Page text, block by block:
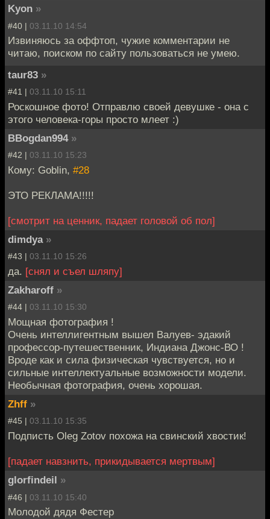
Kyon »
#40 | 03.11.10 14:54
Извиняюсь за оффтоп, чужие комментарии не
читаю, поиском по сайту пользоваться не умею.
taur83 »
#41 | 03.11.10 15:11
Роскошное фото! Отправлю своей девушке - она с
этого человека-горы просто млеет :)
BBogdan994 »
#42 | 03.11.10 15:23
Кому: Goblin, #28
ЭТО РЕКЛАМА!!!!!
[смотрит на ценник, падает головой об пол]
dimdya »
#43 | 03.11.10 15:26
да. [снял и съел шляпу]
Zakharoff »
#44 | 03.11.10 15:30
Мощная фотография !
Очень интеллигентным вышел Валуев- эдакий
профессор-путешественник, Индиана Джонс-ВО !
Вроде как и сила физическая чувствуется, но и
сильные интеллектуальные возможности модели.
Необычная фотография, очень хорошая.
Zhff »
#45 | 03.11.10 15:35
Подписть Oleg Zotov похожа на свинский хвостик!
[падает навзнить, прикидывается мертвым]
glorfindeil »
#46 | 03.11.10 15:40
Молодой дядя Фестер